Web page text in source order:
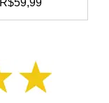
R$59,99
este
várias
variantes.
as